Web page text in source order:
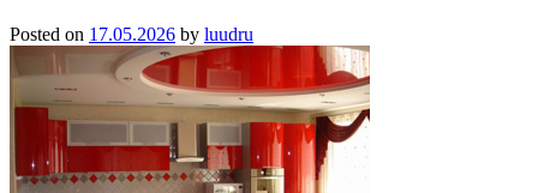
Posted on 17.05.2026 by luudru